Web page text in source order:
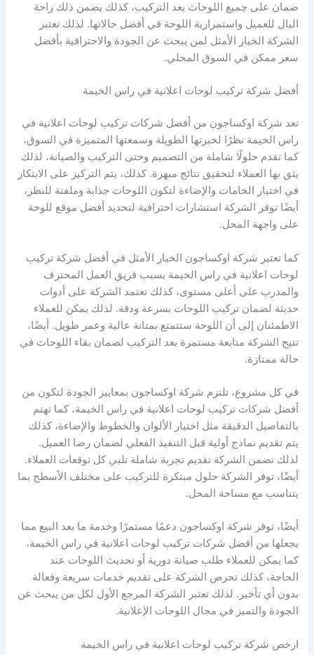
ضمان على جميع اللوحات بعد التركيب، كذلك يضمن ذلك راحة
البال للعميل واستمرارية اللوحة في أفضل حالاتها. لذلك تعتبر
الشركة الخيار الأمثل لمن يبحث عن الجودة والاحترافية بأفضل
سعر ممكن في السوق المحلي.
أفضل شركة تركيب لوحات اعلانية في راس الخيمة
تعد شركة اوكساجون من أفضل شركات تركيب لوحات اعلانية في
راس الخيمة نظرًا لخبرتها الطويلة وسمعتها المتميزة في السوق،
كما تقدم حلولًا شاملة من التصميم وحتى التركيب والصيانة، لذلك
يثق بها العملاء لتحقيق نتائج مبهرة. كذلك، يتم التركيز على الابتكار
في اختيار الخامات والإضاءة لتكون اللوحات جذابة وملفتة للنظر،
أيضًا توفر الشركة استشارات احترافية لتحديد أفضل موقع للوحة
على واجهة المحل.
كما تعتبر شركة اوكساجون الخيار الأمثل في أفضل شركة تركيب
لوحات اعلانية في راس الخيمة بسبب فريق العمل المحترف
والمدرب على أعلى مستوى، كذلك تعتمد الشركة على أدوات
حديثة لضمان تركيب اللوحات بسرعة ودقة. لذلك يمكن للعملاء
الاطمئنان إلى أن اللوحة ستتمتع بمتانة عالية وعمر طويل. أيضًا،
تتيح الشركة متابعة مستمرة بعد التركيب لضمان بقاء اللوحات في
حالة ممتازة.
في كل مشروع، تلتزم شركة اوكساجون بمعايير الجودة لتكون من
أفضل شركات تركيب لوحات اعلانية في راس الخيمة، كما تهتم
بالتفاصيل الدقيقة مثل اختيار الألوان والخطوط والإضاءة، كذلك
يتم تقديم نماذج أولية قبل التنفيذ الفعلي لضمان رضا العميل.
لذلك تضمن الشركة تقديم تجربة شاملة تلبي كل توقعات العملاء.
أيضًا، توفر الشركة حلول مبتكرة للتركيب على مختلف الأسطح بما
يتناسب مع مساحة المحل.
أيضًا، توفر شركة اوكساجون دعمًا مستمرًا وخدمة ما بعد البيع مما
يجعلها من أفضل شركات تركيب لوحات اعلانية في راس الخيمة،
كما يمكن للعملاء طلب صيانة دورية أو تحديث اللوحات عند
الحاجة، كذلك تحرص الشركة على تقديم خدمات سريعة وفعالة
بدون أي تأخير. لذلك تعتبر الشركة المرجع الأول لكل من يبحث عن
الجودة والتميز في مجال اللوحات الإعلانية.
ارخص شركة تركيب لوحات اعلانية في راس الخيمة